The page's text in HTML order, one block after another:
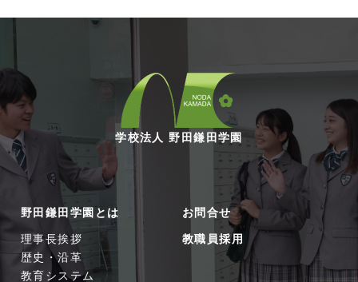
学校法人 野田鎌田学園
野田鎌田学園とは
理事長挨拶
歴史・沿革
教育システム
お問合せ
教職員採用